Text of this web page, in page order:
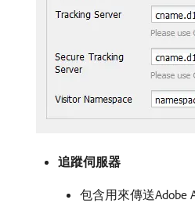
追蹤伺服器
包含用來傳送Adobe